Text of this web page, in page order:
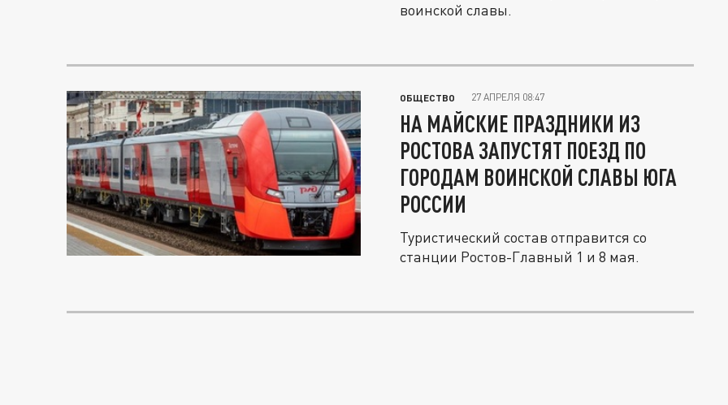
воинской славы.
ОБЩЕСТВО 27 АПРЕЛЯ 08:47
НА МАЙСКИЕ ПРАЗДНИКИ ИЗ
РОСТОВА ЗАПУСТЯТ ПОЕЗД ПО
ГОРОДАМ ВОИНСКОЙ СЛАВЫ ЮГА
РОССИИ
Туристический состав отправится со
станции Ростов-Главный 1 и 8 мая.